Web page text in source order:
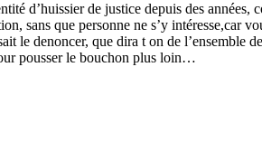
d’huissier de justice depuis des
sans que personne ne s’y intéresse,car
le denoncer, que dira t on de l’ensemble
pousser le bouchon plus loin…